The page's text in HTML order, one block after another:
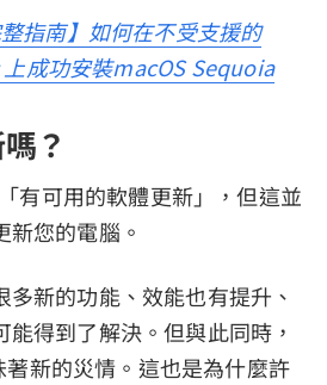
整指南】如何在不受支援的
上成功安裝macOS Sequoia
？
有可用的軟體更新」，但這並
您的電腦。
新的功能、效能也有提升、
得到了解決。但與此同時，
新的災情。這也是為什麼許